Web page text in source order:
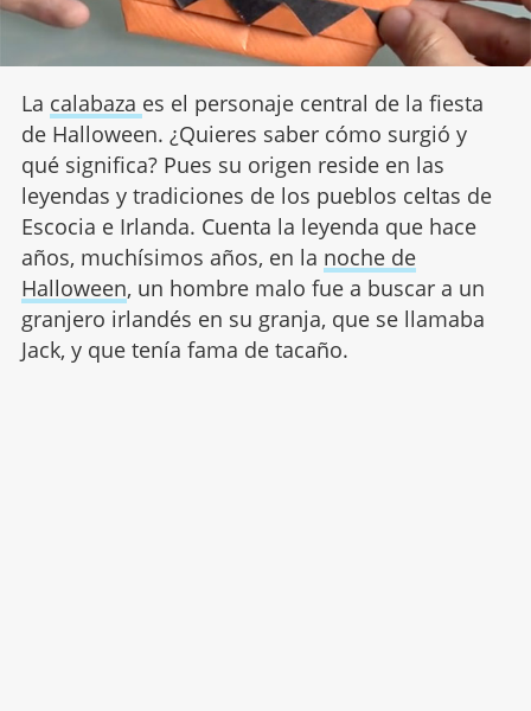
La calabaza es el personaje central de la fiesta
de Halloween. ¿Quieres saber cómo surgió y
qué significa? Pues su origen reside en las
leyendas y tradiciones de los pueblos celtas de
Escocia e Irlanda. Cuenta la leyenda que hace
años, muchísimos años, en la noche de
Halloween, un hombre malo fue a buscar a un
granjero irlandés en su granja, que se llamaba
Jack, y que tenía fama de tacaño.